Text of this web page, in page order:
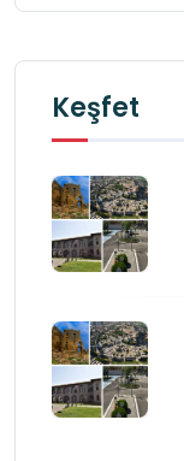
Keşfet